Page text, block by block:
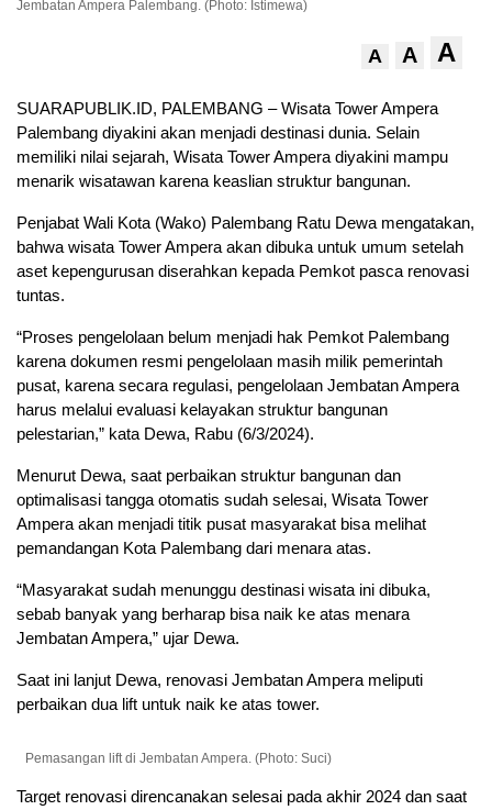
Jembatan Ampera Palembang. (Photo: Istimewa)
A A A
SUARAPUBLIK.ID, PALEMBANG – Wisata Tower Ampera
Palembang diyakini akan menjadi destinasi dunia. Selain
memiliki nilai sejarah, Wisata Tower Ampera diyakini mampu
menarik wisatawan karena keaslian struktur bangunan.
Penjabat Wali Kota (Wako) Palembang Ratu Dewa mengatakan,
bahwa wisata Tower Ampera akan dibuka untuk umum setelah
aset kepengurusan diserahkan kepada Pemkot pasca renovasi
tuntas.
“Proses pengelolaan belum menjadi hak Pemkot Palembang
karena dokumen resmi pengelolaan masih milik pemerintah
pusat, karena secara regulasi, pengelolaan Jembatan Ampera
harus melalui evaluasi kelayakan struktur bangunan
pelestarian,” kata Dewa, Rabu (6/3/2024).
Menurut Dewa, saat perbaikan struktur bangunan dan
optimalisasi tangga otomatis sudah selesai, Wisata Tower
Ampera akan menjadi titik pusat masyarakat bisa melihat
pemandangan Kota Palembang dari menara atas.
“Masyarakat sudah menunggu destinasi wisata ini dibuka,
sebab banyak yang berharap bisa naik ke atas menara
Jembatan Ampera,” ujar Dewa.
Saat ini lanjut Dewa, renovasi Jembatan Ampera meliputi
perbaikan dua lift untuk naik ke atas tower.
Pemasangan lift di Jembatan Ampera. (Photo: Suci)
Target renovasi direncanakan selesai pada akhir 2024 dan saat